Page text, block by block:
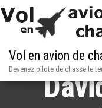
Vol en avion de
Devenez pilote de chasse le